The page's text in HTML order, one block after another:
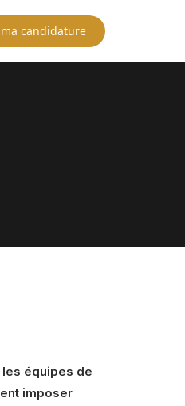
candidature
les équipes de
imposer